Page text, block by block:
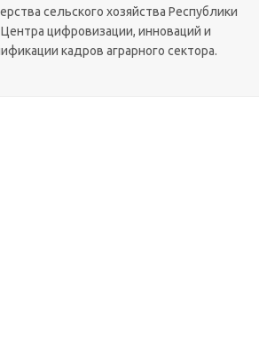
сельского хозяйства Республики
цифровизации, инноваций и
кадров аграрного сектора.